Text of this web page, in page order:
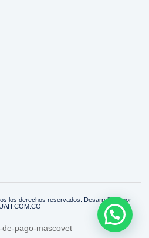
los derechos reservados. Desarrollado por